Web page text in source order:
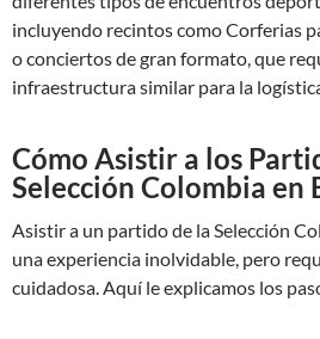
incluyendo recintos como Corferias
o conciertos de gran formato, que
infraestructura similar para la
Cómo Asistir a los
Selección Colombia en
Asistir a un partido de la Selección
una experiencia inolvidable, pero
cuidadosa. Aquí le explicamos los